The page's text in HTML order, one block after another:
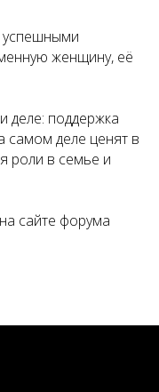
успешными
женщину, её
деле: поддержка
самом деле ценят в
роли в семье и
сайте форума